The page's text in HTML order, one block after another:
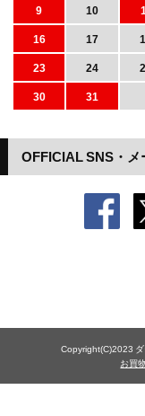
OFFICIAL SNS・
9
10
16
17
23
24
30
31
Copyright(C)2023
お買